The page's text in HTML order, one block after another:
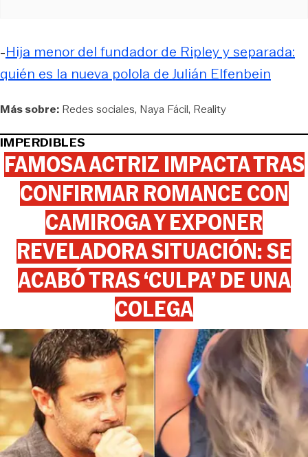
-Hija menor del fundador de Ripley y separada:
quién es la nueva polola de Julián Elfenbein
Más sobre: Redes sociales Naya Fácil Reality
IMPERDIBLES
FAMOSA ACTRIZ IMPACTA TRAS
CONFIRMAR ROMANCE CON
CAMIROGA Y EXPONER
REVELADORA SITUACIÓN: SE
ACABÓ TRAS ‘CULPA’ DE UNA
COLEGA